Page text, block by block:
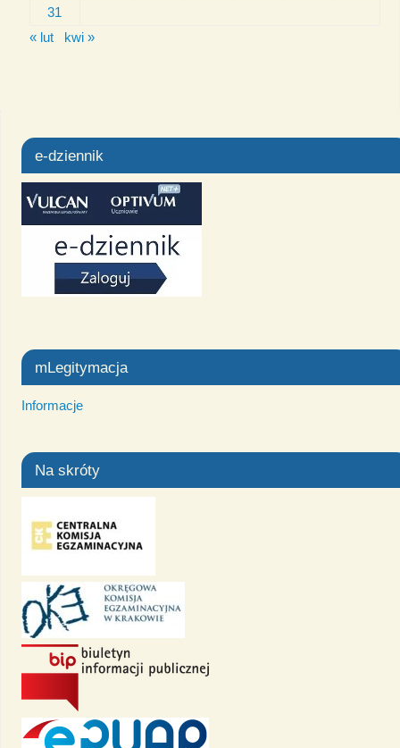
31
« lut
kwi »
e-dziennik
mLegitymacja
Informacje
Na skróty